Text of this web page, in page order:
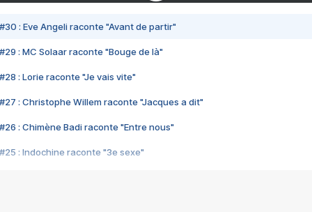
#30 : Eve Angeli raconte "Avant de partir"
#29 : MC Solaar raconte "Bouge de là"
#28 : Lorie raconte "Je vais vite"
#27 : Christophe Willem raconte "Jacques a dit"
#26 : Chimène Badi raconte "Entre nous"
#25 : Indochine raconte "3e sexe"